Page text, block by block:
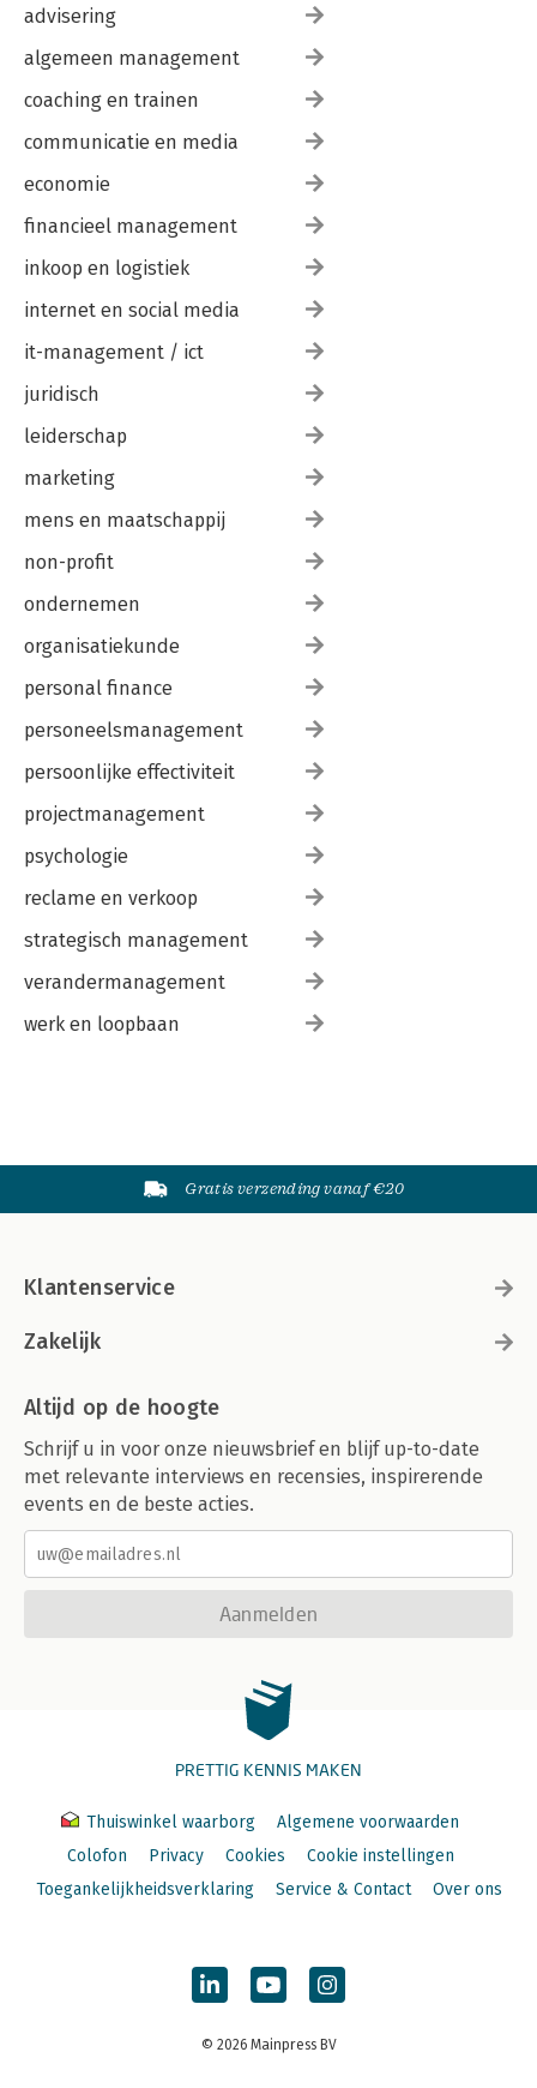
advisering
algemeen management
coaching en trainen
communicatie en media
economie
financieel management
inkoop en logistiek
internet en social media
it-management / ict
juridisch
leiderschap
marketing
mens en maatschappij
non-profit
ondernemen
organisatiekunde
personal finance
personeelsmanagement
persoonlijke effectiviteit
projectmanagement
psychologie
reclame en verkoop
strategisch management
verandermanagement
werk en loopbaan
Gratis verzending vanaf €20
Klantenservice
Zakelijk
Altijd op de hoogte
Schrijf u in voor onze nieuwsbrief en blijf up-to-date
met relevante interviews en recensies, inspirerende
events en de beste acties.
Aanmelden
PRETTIG KENNIS MAKEN
Thuiswinkel waarborg
Algemene voorwaarden
Colofon
Privacy Cookies
Cookie instellingen
Toegankelijkheidsverklaring
Service & Contact Over ons
© 2026 Mainpress BV